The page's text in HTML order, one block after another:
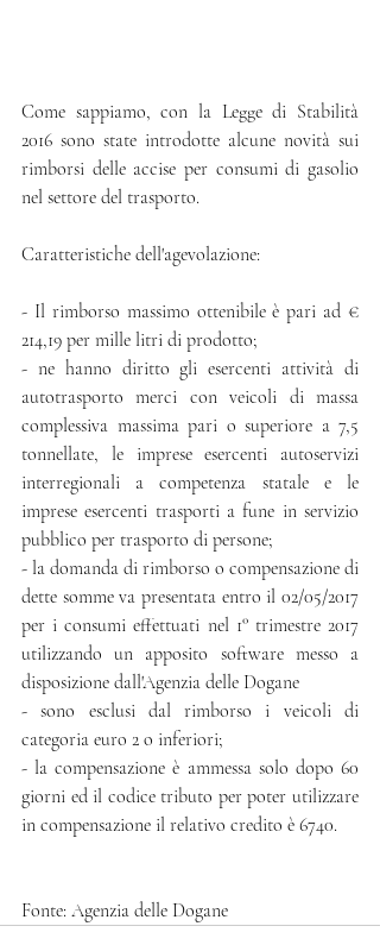
Come sappiamo, con la Legge di Stabilità
2016 sono state introdotte alcune novità sui
rimborsi delle accise per consumi di gasolio
nel settore del trasporto.
Caratteristiche dell'agevolazione:
- Il rimborso massimo ottenibile è pari ad €
214,19 per mille litri di prodotto;
- ne hanno diritto gli esercenti attività di
autotrasporto merci con veicoli di massa
complessiva massima pari o superiore a 7,5
tonnellate, le imprese esercenti autoservizi
interregionali a competenza statale e le
imprese esercenti trasporti a fune in servizio
pubblico per trasporto di persone;
- la domanda di rimborso o compensazione di
dette somme va presentata entro il 02/05/2017
per i consumi effettuati nel 1° trimestre 2017
utilizzando un apposito software messo a
disposizione dall'Agenzia delle Dogane
- sono esclusi dal rimborso i veicoli di
categoria euro 2 o inferiori;
- la compensazione è ammessa solo dopo 60
giorni ed il codice tributo per poter utilizzare
in compensazione il relativo credito è 6740.
Fonte: Agenzia delle Dogane